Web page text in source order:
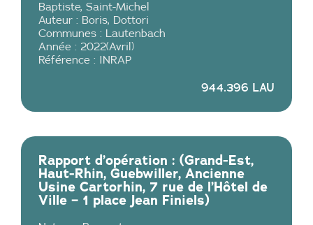
Baptiste, Saint-Michel
Auteur : Boris, Dottori
Communes :
Lautenbach
Année : 2022(Avril )
Référence :
INRAP
944.396 LAU
Rapport d’opération : (Grand-Est,
Haut-Rhin, Guebwiller, Ancienne
Usine Cartorhin, 7 rue de l’Hôtel de
Ville – 1 place Jean Finiels)